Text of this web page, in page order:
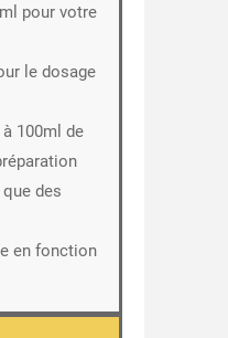
pour votre
le dosage
100ml de
des
en fonction